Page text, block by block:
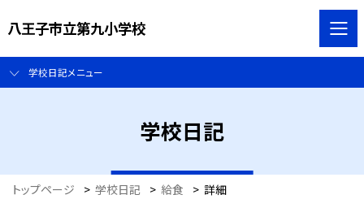
八王子市立第九小学校
学校日記メニュー
学校日記
トップページ > 学校日記 > 給食 > 詳細